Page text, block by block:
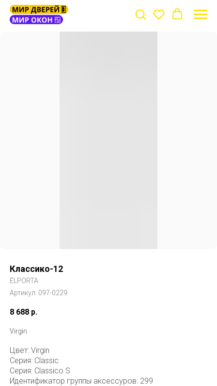
Классико-12
ĒLPORTA
Артикул: 097-0229
8 688 р.
Virgin
Цвет: Virgin
Серия: Classic
Серия: Classico S
Идентификатор группы аксессуров: 299